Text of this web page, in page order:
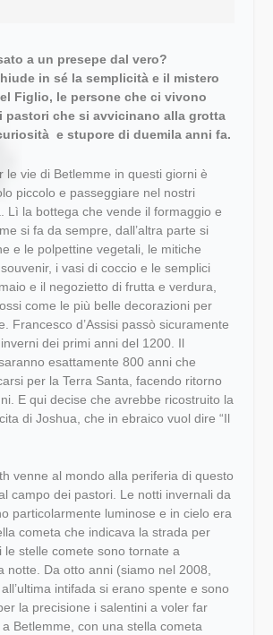
a un presepe dal vero?
in sé la semplicità e il mistero
Figlio, le persone che ci vivono
pastori che si avvicinano alla grotta
e stupore di duemila anni fa.
le vie di Betlemme in questi giorni è
piccolo e passeggiare nel nostri
Lì la bottega che vende il formaggio e
si fa da sempre, dall’altra parte si
e le polpettine vegetali, le mitiche
i vasi di coccio e le semplici
e il negozietto di frutta e verdura,
come le più belle decorazioni per
Francesco d’Assisi passò sicuramente
dei primi anni del 1200. Il
esattamente 800 anni che
per la Terra Santa, facendo ritorno
E qui decise che avrebbe ricostruito la
di Joshua, che in ebraico vuol dire “Il
venne al mondo alla periferia di questo
campo dei pastori. Le notti invernali da
particolarmente luminose e in cielo era
cometa che indicava la strada per
le stelle comete sono tornate a
notte. Da otto anni (siamo nel 2008,
intifada si erano spente e sono
la precisione i salentini a voler far
Betlemme, con una stella cometa